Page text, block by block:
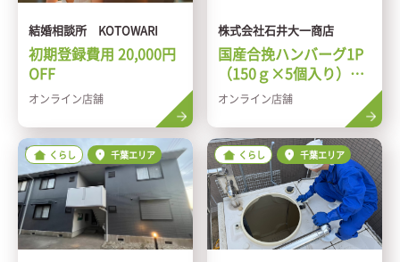
結婚相談所 KOTOWARI
初期登録費用 20,000円
OFF
オンライン店舗
株式会社石井大一商店
国産合挽ハンバーグ1P
（150ｇ×5個入り）プ
レゼント
オンライン店舗
くらし 千葉エリア くらし 千葉エリア